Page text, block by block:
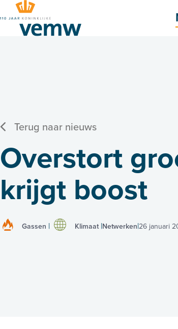
Terug naar nieuws
Overstort
krijgt boost
Gassen Klimaat Netwerken 26 januari